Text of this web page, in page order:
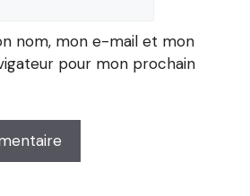
nom, mon e-mail et mon
pour mon prochain